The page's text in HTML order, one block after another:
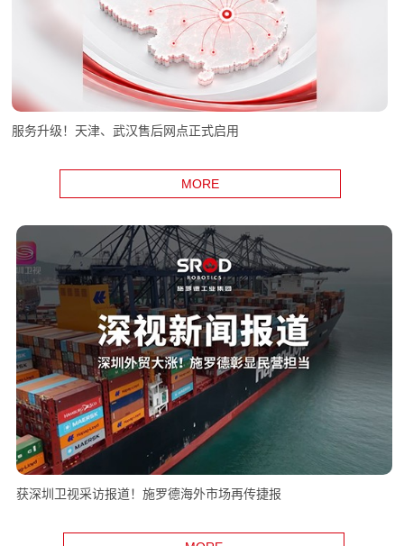
服务升级！天津、武汉售后网点正式启用
MORE
获深圳卫视采访报道！施罗德海外市场再传捷报